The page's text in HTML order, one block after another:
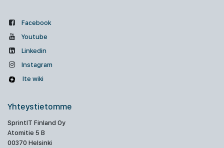
Facebook
Youtube
Linkedin
Instagram
Ite wiki
Yhteystietomme
SprintIT Finland Oy
Atomitie 5 B
00370 Helsinki